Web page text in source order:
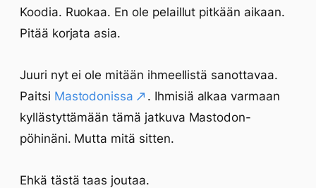
Koodia. Ruokaa. En ole pelaillut pitkään aikaan.
Pitää korjata asia.
Juuri nyt ei ole mitään ihmeellistä sanottavaa.
Paitsi Mastodonissa
. Ihmisiä alkaa varmaan
kyllästyttämään tämä jatkuva Mastodon-
pöhinäni. Mutta mitä sitten.
Ehkä tästä taas joutaa.